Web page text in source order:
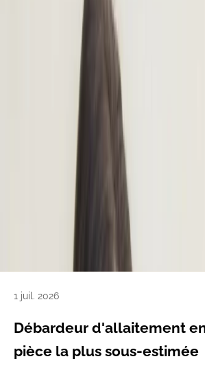
1 juil. 2026
Débardeur d'allaitement
pièce la plus sous-estimée